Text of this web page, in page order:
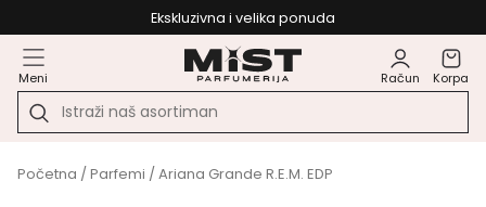
Ekskluzivna i velika ponuda
Meni Račun Korpa
Početna /Parfemi / Ariana Grande R.E.M. EDP